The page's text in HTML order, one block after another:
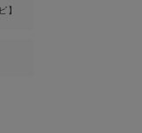
】